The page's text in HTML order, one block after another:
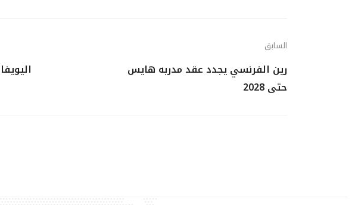
السابق
رين الفرنسي يجدد عقد مدربه هايس
حتى 2028